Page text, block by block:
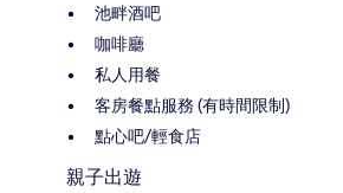
池畔酒吧
咖啡廳
私人用餐
客房餐點服務 (有時間限制)
點心吧/輕食店
親子出遊